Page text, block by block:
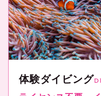
体験ダイビング